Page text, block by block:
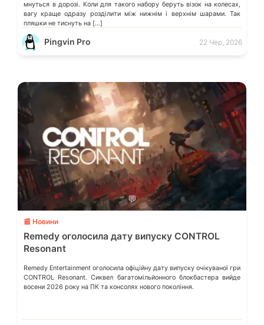
мнуться в дорозі. Коли для такого набору беруть візок на колесах,
вагу краще одразу розділити між нижнім і верхнім шарами. Так
пляшки не тиснуть на […]
Pingvin Pro 22 Чер, 2026
💬
📰 Новини
Remedy оголосила дату випуску CONTROL
Resonant
Remedy Entertainment оголосила офіційну дату випуску очікуваної гри
CONTROL Resonant. Сиквел багатомільйонного блокбастера вийде
восени 2026 року на ПК та консолях нового покоління.